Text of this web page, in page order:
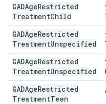
GADAgeRestricted
TreatmentChild
GADAgeRestricted
Treatment
GADAgeRestricted
Treatment
GADAgeRestricted
TreatmentTeen